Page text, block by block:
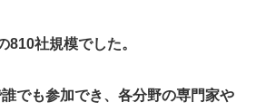
810社規模でした。
でも参加でき、各分野の専門家や